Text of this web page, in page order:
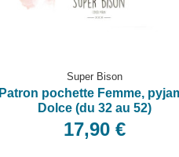
Super Bison
Patron pochette Femme,
Dolce (du 32 au 52)
17,90 €